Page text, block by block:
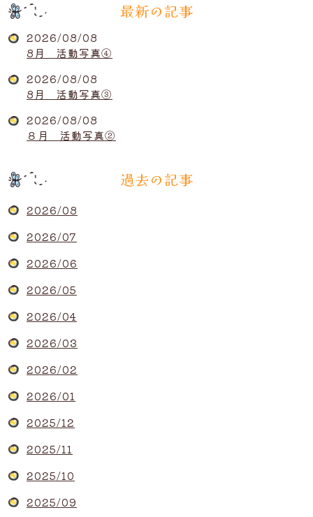
最新の記事
2026/08/08
8月 活動写真④
2026/08/08
8月 活動写真③
2026/08/08
８月 活動写真②
過去の記事
2026/08
2026/07
2026/06
2026/05
2026/04
2026/03
2026/02
2026/01
2025/12
2025/11
2025/10
2025/09